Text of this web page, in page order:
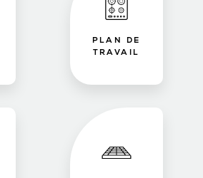
PLAN DE
TRAVAIL